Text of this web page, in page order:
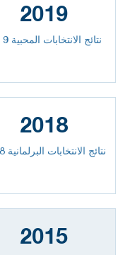
2019
نتائج الانتخابات المحبية 2019
2018
نتائج الانتخابات البرلمانية 2018
2015